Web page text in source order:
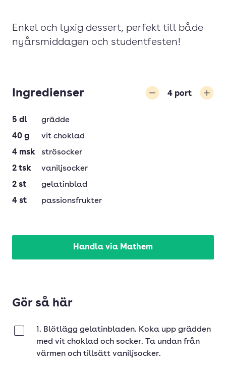
Enkel och lyxig dessert, perfekt till både
nyårsmiddagen och studentfesten!
Ingredienser 4 port
5 dl
grädde
40 g
vit choklad
4 msk
strösocker
2 tsk
vaniljsocker
2 st
gelatinblad
4 st passionsfrukter
Handla via Mathem
Gör så här
1. Blötlägg gelatinbladen. Koka upp grädden
med vit choklad och socker. Ta undan från
värmen och tillsätt vaniljsocker.